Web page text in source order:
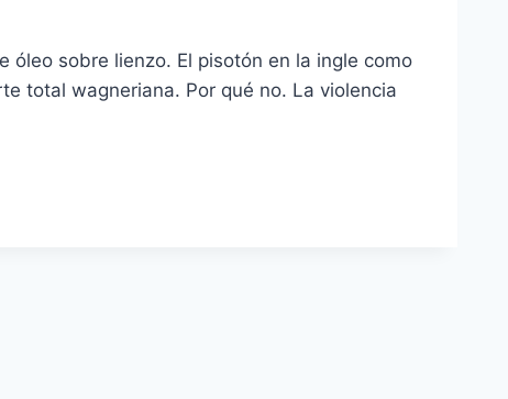
sobre lienzo. El pisotón en la ingle como
total wagneriana. Por qué no. La violencia